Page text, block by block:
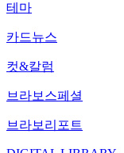
테마
카드뉴스
컷&칼럼
브라보스페셜
브라보리포트